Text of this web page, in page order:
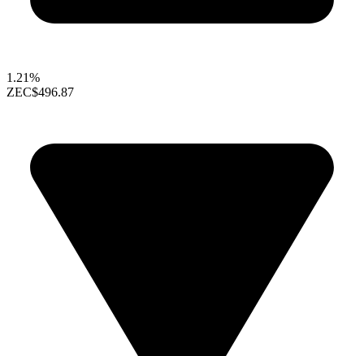
1.21%
ZEC$496.87